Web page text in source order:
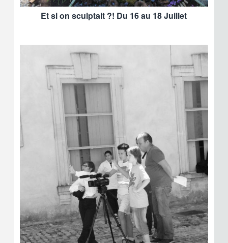
Et si on sculptait ?! Du 16 au 18 Juillet